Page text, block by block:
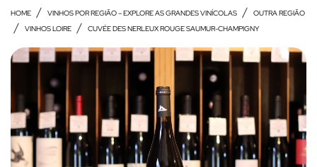
HOME VINHOS POR REGIÃO – EXPLORE AS GRANDES VINÍCOLAS
OUTRA REGIÃO
VINHOS LOIRE
CUVÉE DES NERLEUX ROUGE SAUMUR-CHAMPIGNY